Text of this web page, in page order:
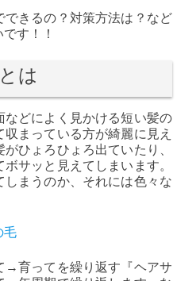
できるの？対策方法は？など
す！！
は
などによく見かける短い髪の
まっている方が綺麗に見え
ひょろひょろ出ていたり、
サッと見えてしまいます。
まうのか、それには色々な
毛
育ってを繰り返す『ヘアサ